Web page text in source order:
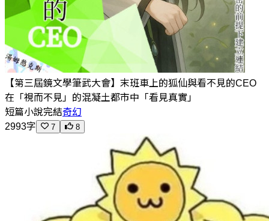
【第三屆鏡文學筆武大會】末班車上的狐仙與看不見的CEO
在「視而不見」的混凝土都市中「看見真實」
短篇小說完結奇幻
2993字
7 8